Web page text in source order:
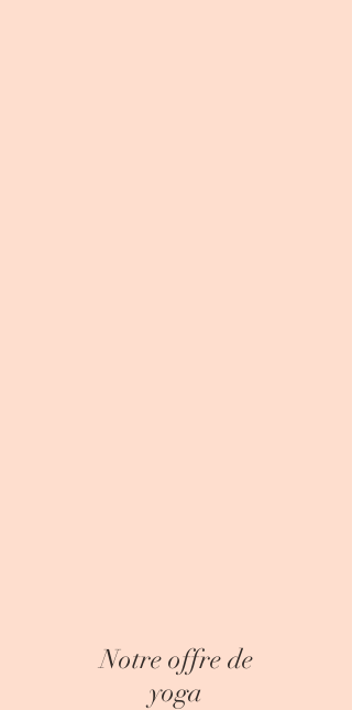
Notre offre de
yoga